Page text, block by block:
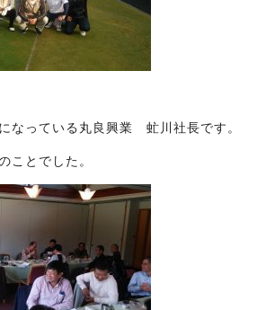
なっている丸良興業 虻川社長です。
ことでした。